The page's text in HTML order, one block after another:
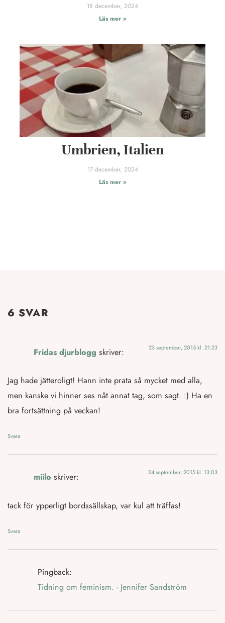
18 december, 2024
Läs mer »
Umbrien, Italien
17 december, 2024
Läs mer »
6 SVAR
Fridas djurblogg skriver: 23 september, 2015 kl. 21:23
Jag hade jätteroligt! Hann inte prata så mycket med alla,
men kanske vi hinner ses nåt annat tag, som sagt. :) Ha en
bra fortsättning på veckan!
Svara
miilo skriver: 24 september, 2015 kl. 13:03
tack för ypperligt bordssällskap, var kul att träffas!
Svara
Pingback:
Tidning om feminism. - Jennifer Sandström